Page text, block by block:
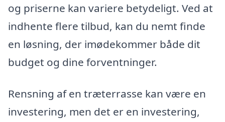
og priserne kan variere betydeligt. Ved at
indhente flere tilbud, kan du nemt finde
en løsning, der imødekommer både dit
budget og dine forventninger.
Rensning af en træterrasse kan være en
investering, men det er en investering,